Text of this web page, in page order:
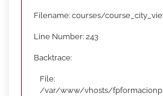
Filename: courses/
Line Number: 243
Backtrace:
File:
/var/www/vhosts/